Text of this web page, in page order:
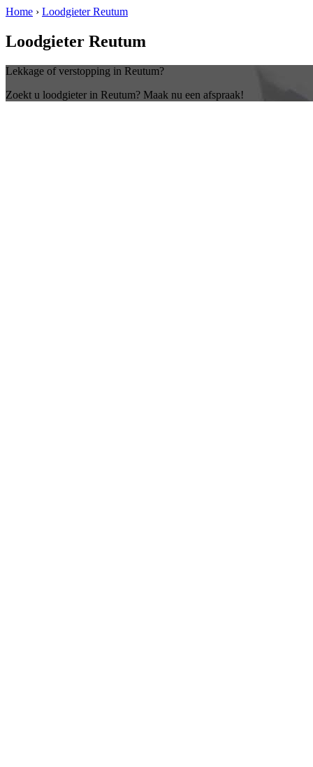
Home › Loodgieter Reutum
Loodgieter Reutum
Lekkage of verstopping in Reutum?
Zoekt u loodgieter in Reutum? Maak nu een afspraak!